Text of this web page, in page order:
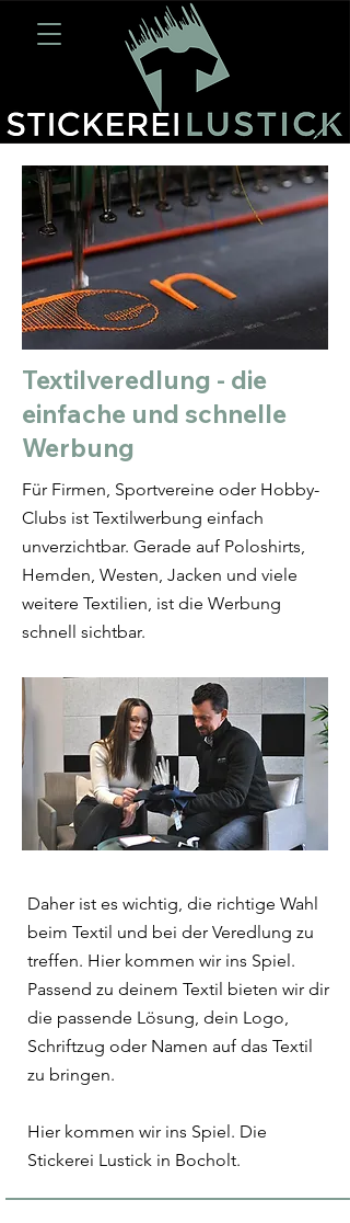
Textilveredlung - die
einfache und schnelle
Werbung
Für Firmen, Sportvereine oder Hobby-
Clubs ist Textilwerbung einfach
unverzichtbar. Gerade auf Poloshirts,
Hemden, Westen, Jacken und viele
weitere Textilien, ist die Werbung
schnell sichtbar.
Daher ist es wichtig, die richtige Wahl
beim Textil und bei der Veredlung zu
treffen. Hier kommen wir ins Spiel.
Passend zu deinem Textil bieten wir dir
die passende Lösung, dein Logo,
Schriftzug oder Namen auf das Textil
zu bringen.
Hier kommen wir ins Spiel. Die
Stickerei Lustick in Bocholt.